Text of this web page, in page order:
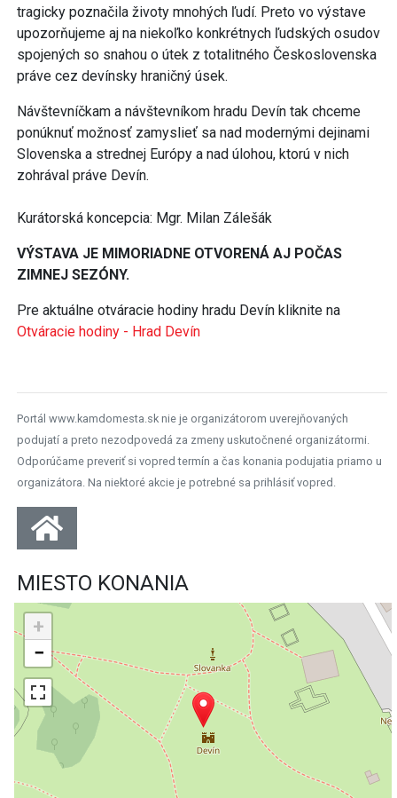
tragicky poznačila životy mnohých ľudí. Preto vo výstave
upozorňujeme aj na niekoľko konkrétnych ľudských osudov
spojených so snahou o útek z totalitného Československa
práve cez devínsky hraničný úsek.
Návštevníčkam a návštevníkom hradu Devín tak chceme
ponúknuť možnosť zamyslieť sa nad modernými dejinami
Slovenska a strednej Európy a nad úlohou, ktorú v nich
zohrával práve Devín.
Kurátorská koncepcia: Mgr. Milan Zálešák
VÝSTAVA JE MIMORIADNE OTVORENÁ AJ POČAS
ZIMNEJ SEZÓNY.
Pre aktuálne otváracie hodiny hradu Devín kliknite na
Otváracie hodiny - Hrad Devín
Portál www.kamdomesta.sk nie je organizátorom uverejňovaných
podujatí a preto nezodpovedá za zmeny uskutočnené organizátormi.
Odporúčame preveriť si vopred termín a čas konania podujatia priamo u
organizátora. Na niektoré akcie je potrebné sa prihlásiť vopred.
MIESTO KONANIA
+
−